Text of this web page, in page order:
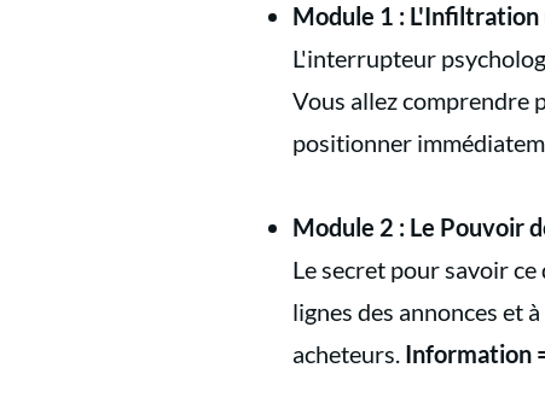
Module 1 :
L'interrupteur
Vous allez comprendre
positionner
Module 2 : Le Pouvoir
Le secret pour savoir
lignes des annonces et
acheteurs. Information